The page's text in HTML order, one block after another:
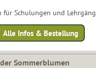
für Schulungen und
Alle Infos & Bestellung
Sommerblumen